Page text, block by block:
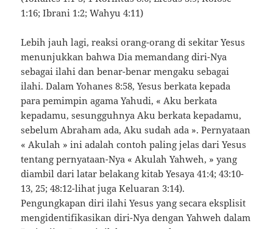
1:16; Ibrani 1:2; Wahyu 4:11)
Lebih jauh lagi, reaksi orang-orang di sekitar Yesus
menunjukkan bahwa Dia memandang diri-Nya
sebagai ilahi dan benar-benar mengaku sebagai
ilahi. Dalam Yohanes 8:58, Yesus berkata kepada
para pemimpin agama Yahudi, « Aku berkata
kepadamu, sesungguhnya Aku berkata kepadamu,
sebelum Abraham ada, Aku sudah ada ». Pernyataan
« Akulah » ini adalah contoh paling jelas dari Yesus
tentang pernyataan-Nya « Akulah Yahweh, » yang
diambil dari latar belakang kitab Yesaya 41:4; 43:10-
13, 25; 48:12-lihat juga Keluaran 3:14).
Pengungkapan diri ilahi Yesus yang secara eksplisit
mengidentifikasikan diri-Nya dengan Yahweh dalam